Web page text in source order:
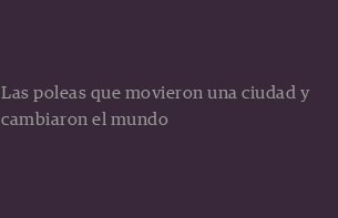
Las poleas que movieron una ciudad y
cambiaron el mundo